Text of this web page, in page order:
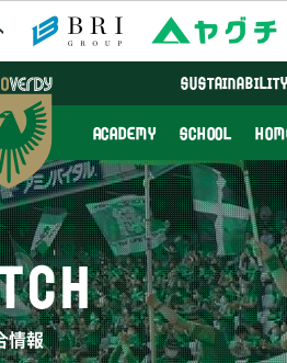
SUSTAINABILITY
ACADEMY SCHOOL
情報